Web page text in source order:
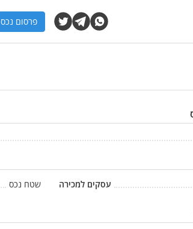
פרסום נכס
עסקים למכירה שטח נכס